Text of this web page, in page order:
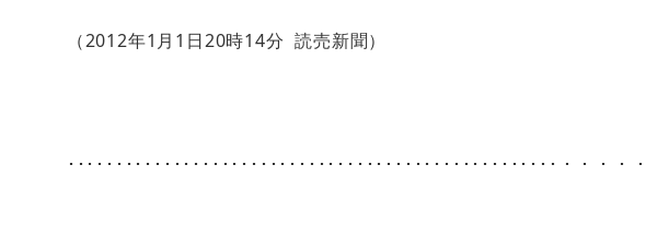
（2012年1月1日20時14分 読売新聞）
･･･････････････････････････････････････････････････・・・・